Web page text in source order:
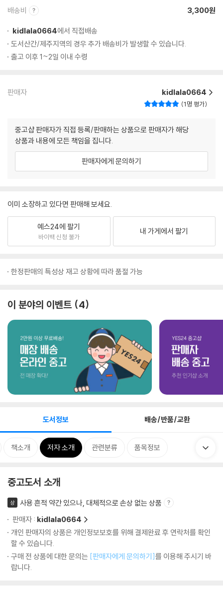
배송비 3,300원
kidlala0664에서 직접배송
도서산간/제주지역의 경우 추가 배송비가 발생할 수 있습니다.
출고 이후 1~2일 이내 수령
판매자 kidlala0664
1명 평가
중고샵 판매자가 직접 등록/판매하는 상품으로 판매자가 해당
상품과 내용에 모든 책임을 집니다.
판매자에게 문의하기
이미 소장하고 있다면 판매해 보세요.
예스24에 팔기
바이백 신청 불가
내 가게에서 팔기
한정판매의 특성상 재고 상황에 따라 품절 가능
이 분야의 이벤트 4
도서정보 배송/반품/교환
책소개 저자 소개 관련분류 품목정보
중고도서 소개
상
사용 흔적 약간 있으나, 대체적으로 손상 없는 상품
판매자 : kidlala0664
개인 판매자의 상품은 개인정보보호를 위해 결제완료 후 연락처를 확인
할 수 있습니다.
구매 전 상품에 대한 문의는 [판매자에게 문의하기]를 이용해 주시기 바
랍니다.